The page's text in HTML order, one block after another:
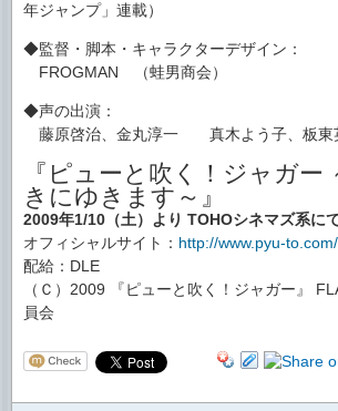
年ジャンプ」連載）
◆監督・脚本・キャラクターデザイン：
FROGMAN （蛙男商会）
◆声の出演：
藤原啓治、金丸淳一 真木よう子、板東
『ピューと吹く！ジャガー
きにゆきます～』
2009年1/10（土）より TOHOシネマズ系に
オフィシャルサイト： http://www.pyu-to.com/
配給：DLE
（Ｃ）2009 『ピューと吹く！ジャガー』
員会